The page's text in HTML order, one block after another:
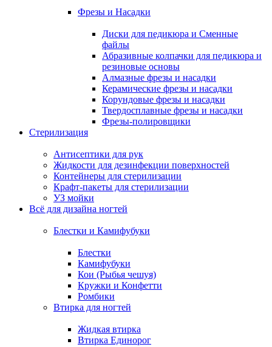
Фрезы и Насадки
Диски для педикюра и Сменные
файлы
Абразивные колпачки для педикюра и
резиновые основы
Алмазные фрезы и насадки
Керамические фрезы и насадки
Корундовые фрезы и насадки
Твердосплавные фрезы и насадки
Фрезы-полировщики
Стерилизация
Антисептики для рук
Жидкости для дезинфекции поверхностей
Контейнеры для стерилизации
Крафт-пакеты для стерилизации
УЗ мойки
Всё для дизайна ногтей
Блестки и Камифубуки
Блестки
Камифубуки
Кои (Рыбья чешуя)
Кружки и Конфетти
Ромбики
Втирка для ногтей
Жидкая втирка
Втирка Единорог